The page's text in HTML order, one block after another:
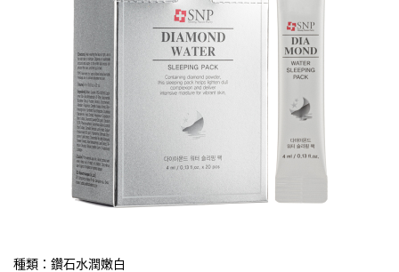
種類：鑽石水潤嫩白